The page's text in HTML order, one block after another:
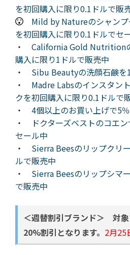
を初回購入に限り0.1ドルで販
Mild by Natureのシャン
を初回購入に限り0.1ドルでセ
・ California Gold Nutrition
購入に限り1ドルで販売中
・ Sibu Beautyの洗顔石鹸を
・ Madre Labsのインスタン
クを初回購入に限り0.1ドルで
・ 4個以上のお買い上げで5
・
ドクターズベストのコエ
セール中
・ Sierra Beesのリップクリ
ルで販売中
・ Sierra Beesのリップシマ
で販売中
＜週替割引ブランド＞ 対
20%割引となります。 2月25